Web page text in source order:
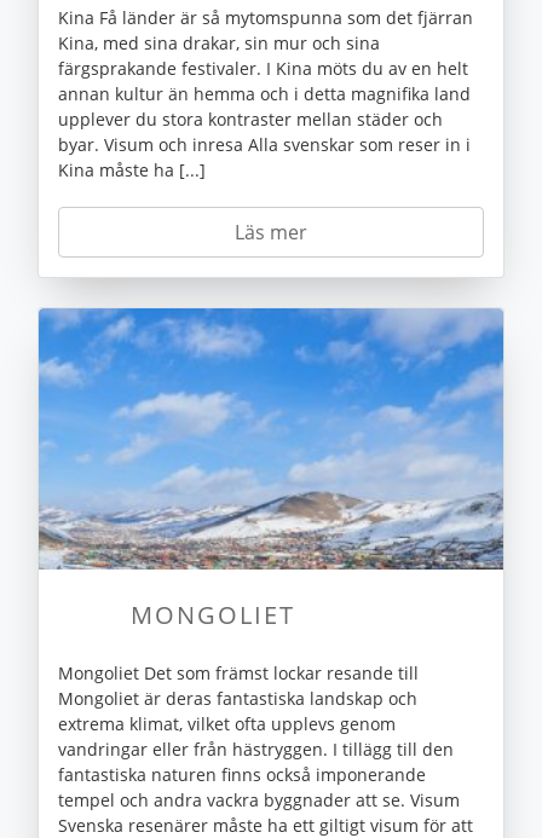
Kina Få länder är så mytomspunna som det fjärran
Kina, med sina drakar, sin mur och sina
färgsprakande festivaler. I Kina möts du av en helt
annan kultur än hemma och i detta magnifika land
upplever du stora kontraster mellan städer och
byar. Visum och inresa Alla svenskar som reser in i
Kina måste ha [...]
Läs mer
MONGOLIET
Mongoliet Det som främst lockar resande till
Mongoliet är deras fantastiska landskap och
extrema klimat, vilket ofta upplevs genom
vandringar eller från hästryggen. I tillägg till den
fantastiska naturen finns också imponerande
tempel och andra vackra byggnader att se. Visum
Svenska resenärer måste ha ett giltigt visum för att